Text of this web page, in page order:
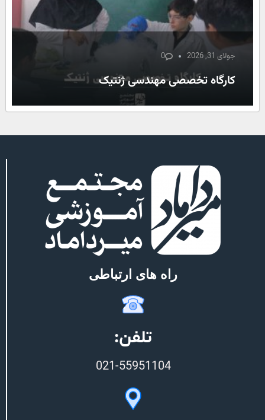
جولای 31, 2026 0
کارگاه تخصصی مهندسی ژنتیک
راه های ارتباطی
تلفن:
021-55951104